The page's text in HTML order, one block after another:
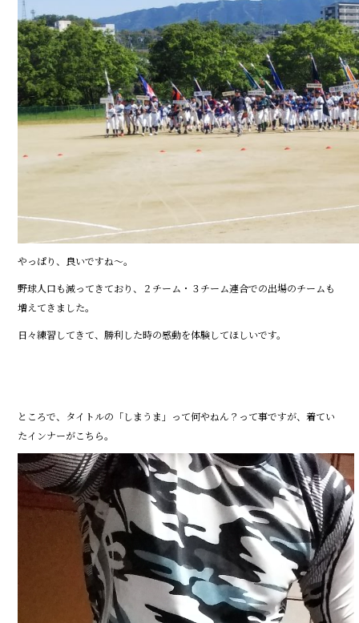
やっぱり、良いですね～。
野球人口も減ってきており、２チーム・３チーム連合での出場のチームも
増えてきました。
日々練習してきて、勝利した時の感動を体験してほしいです。
ところで、タイトルの「しまうま」って何やねん？って事ですが、着てい
たインナーがこちら。